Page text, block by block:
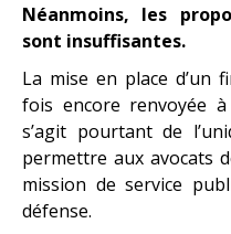
Néanmoins, les
sont insuffisantes.
La mise en place d’un
fois encore renvoyée
s’agit pourtant de
permettre aux avocats
mission de service
défense.